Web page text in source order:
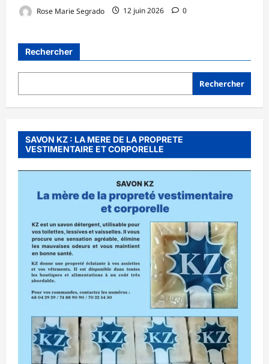
Rose Marie Segrado 12 juin 2026 0
Rechercher
Rechercher
SAVON KZ : LA MERE DE LA PROPRETE
VESTIMENTAIRE ET CORPORELLE